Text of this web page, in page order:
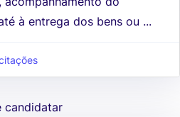
à entrega dos bens ou ...
candidatar